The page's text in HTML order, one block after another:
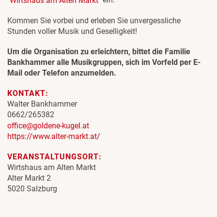
Kommen Sie vorbei und erleben Sie unvergessliche
Stunden voller Musik und Geselligkeit!
Um die Organisation zu erleichtern, bittet die Familie
Bankhammer alle Musikgruppen, sich im Vorfeld per E-
Mail oder Telefon anzumelden.
KONTAKT:
Walter Bankhammer
0662/265382
office@goldene-kugel.at
https://www.alter-markt.at/
VERANSTALTUNGSORT:
Wirtshaus am Alten Markt
Alter Markt 2
5020 Salzburg